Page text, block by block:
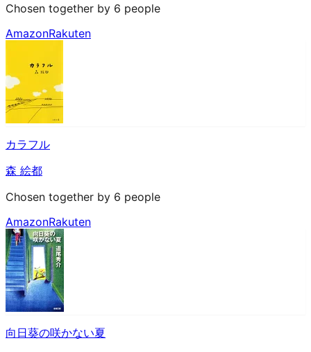
Chosen together by 6 people
AmazonRakuten
カラフル
森 絵都
Chosen together by 6 people
AmazonRakuten
向日葵の咲かない夏